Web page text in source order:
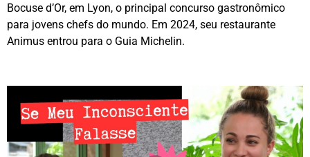
Bocuse d’Or, em Lyon, o principal concurso gastronômico
para jovens chefs do mundo. Em 2024, seu restaurante
Animus entrou para o Guia Michelin.